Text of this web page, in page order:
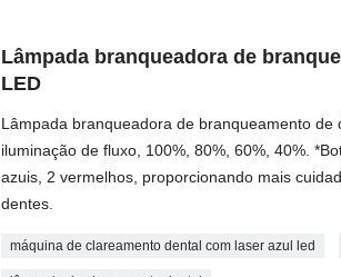
Lâmpada branqueadora de
LED
Lâmpada branqueadora de branqueamento
iluminação de fluxo, 100%, 80%, 60%, 40%.
azuis, 2 vermelhos, proporcionando mais
dentes.
máquina de clareamento dental com laser azul led